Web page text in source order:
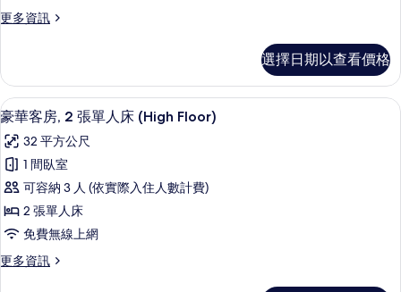
張
大
雙
人
床
(High
Floor)
的
所
有
相
更多資訊
更
客
房,
1
特
大
人
床
(High
Floor)
的
選擇日期以查看價格
顯
示
豪
華
客
房,
張
7
豪華客房, 2 張單人床 (High Floor)
32 平方公尺
1 間臥室
可容納 3 人 (依實際入住人數計費)
2 張單人床
免費無線上網
更多資訊
更